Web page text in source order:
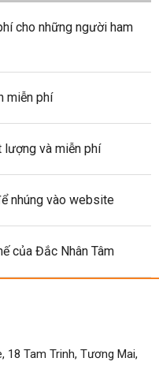
cho những người ham
miễn phí
và miễn phí
nhúng vào website
của Đắc Nhân Tâm
18 Tam Trinh, Tương Mai,